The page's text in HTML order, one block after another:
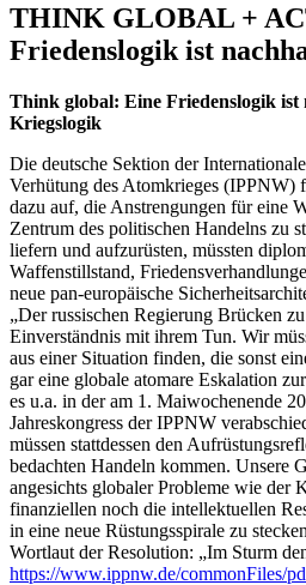
THINK GLOBAL +
Friedenslogik ist
Think global: Eine Friedenslogik ist
Kriegslogik
Die deutsche Sektion der
Verhütung des Atomkrieges (IPPNW)
dazu auf, die Anstrengungen für eine
Zentrum des politischen Handelns zu
liefern und aufzurüsten, müssten
Waffenstillstand,
neue pan-europäische
„Der russischen Regierung Brücken
Einverständnis mit ihrem Tun. Wir
aus einer Situation finden, die sonst
gar eine globale atomare Eskalation
es u.a. in der am 1. Maiwochenende
Jahreskongress der IPPNW
müssen stattdessen den
bedachten Handeln kommen. Unsere
angesichts globaler Probleme wie der
finanziellen noch die intellektuellen
in eine neue Rüstungsspirale zu
Wortlaut der Resolution: „Im Sturm
https://www.ippnw.de/commonFiles/